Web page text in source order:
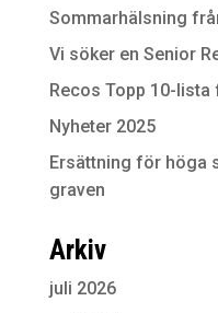
Sommarhälsning
Vi söker en Senior
Recos Topp 10-lista
Nyheter 2025
Ersättning för höga
graven
Arkiv
juli 2026